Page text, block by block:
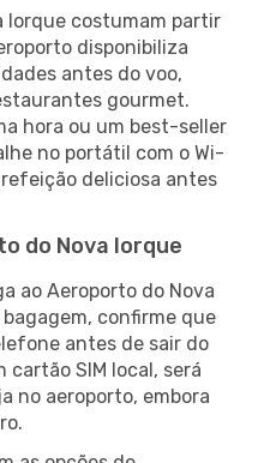
Iorque costumam partir
disponibiliza
antes do voo,
gourmet.
hora ou um best-seller
no portátil com o Wi-
deliciosa antes
do Nova Iorque
ao Aeroporto do Nova
confirme que
antes de sair do
cartão SIM local, será
no aeroporto, embora